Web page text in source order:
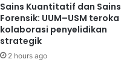
Sains Kuantitatif dan Sains
Forensik: UUM–USM teroka
kolaborasi penyelidikan
strategik
2 hours ago